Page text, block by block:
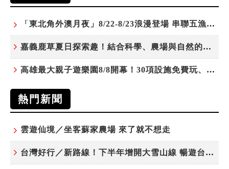
「東北角外澳月夜」8/22-8/23浪漫登場 串聯五漁村、音樂、市集、火舞與慢旅共度夏夜
嘉義鹿草夏日探索趣！結合科學、農場與自然的親子小旅行
高雄最大親子遊樂園8/8開幕！30項設施免費玩、YOYO家族嗨翻暑假
熱門新聞
雲遊仙境／坐客蘇家農場 來了就不想走
台灣好行／新路線！下半年增開大雪山線 暢遊台中更便利